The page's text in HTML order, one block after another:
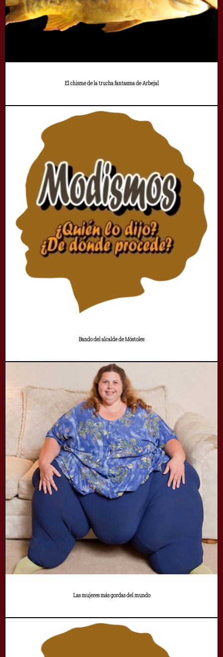
El chisme de la trucha fantasma de Arbejal
Bando del alcalde de Móstoles
Las mujeres más gordas del mundo